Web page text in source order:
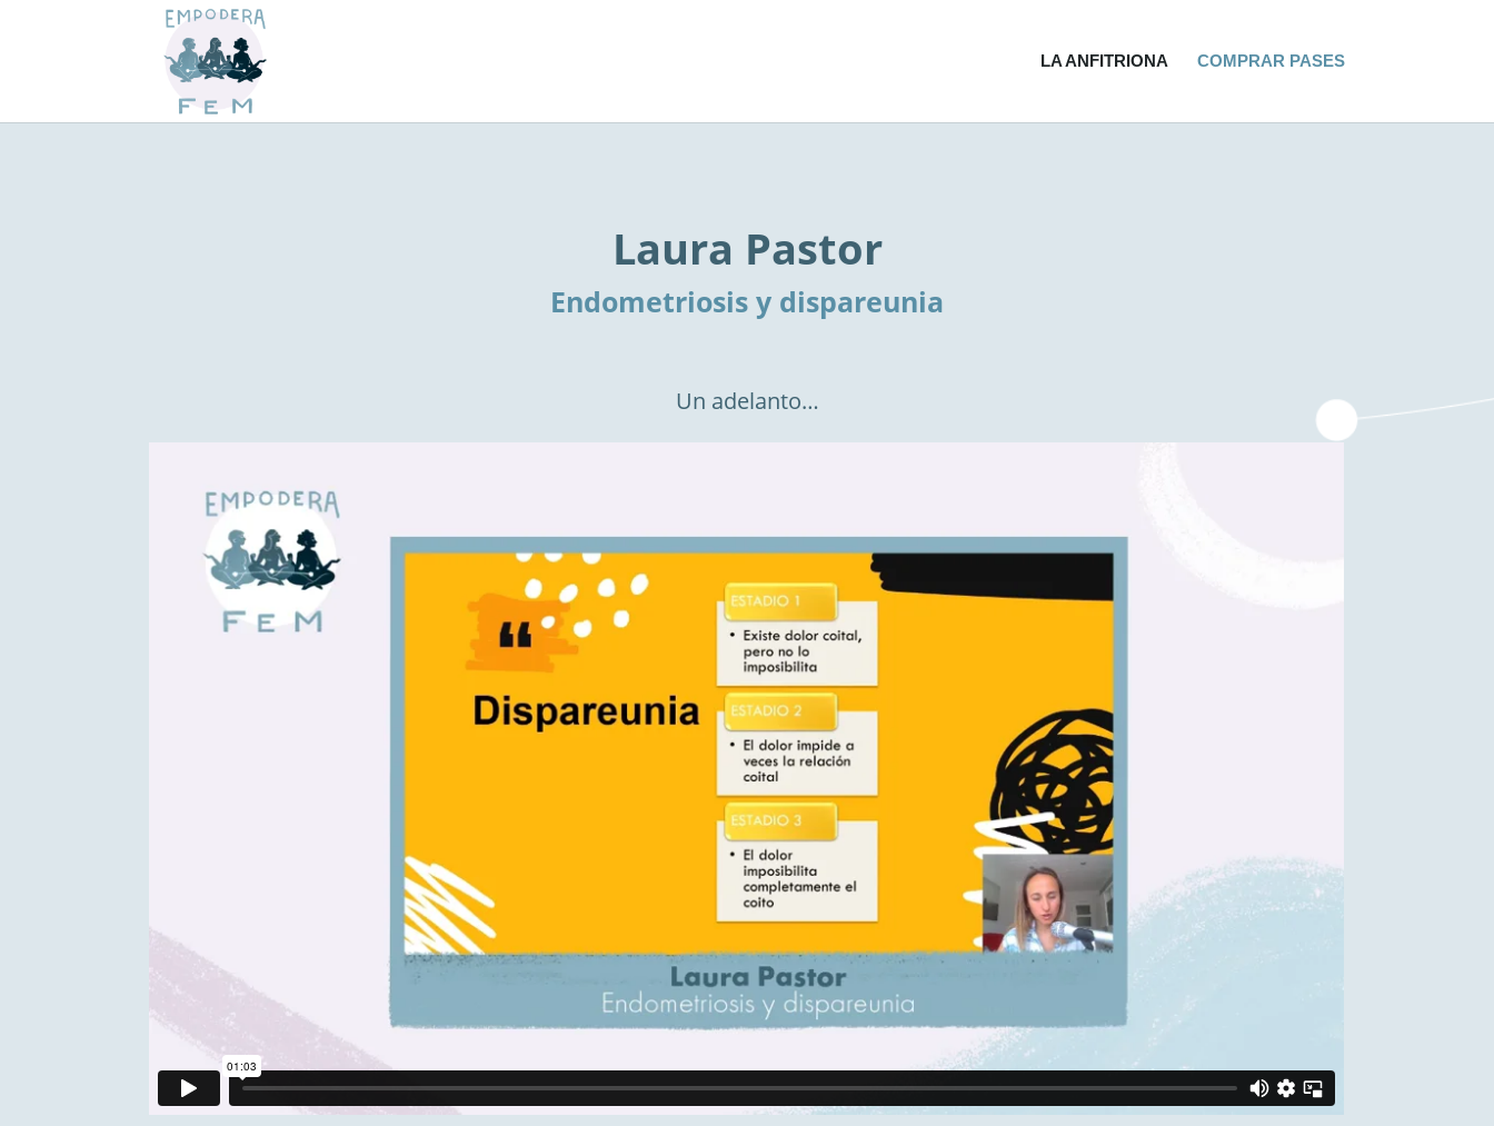
LA ANFITRIONA COMPRAR PASES
Laura Pastor
Endometriosis y dispareunia
Un adelanto…